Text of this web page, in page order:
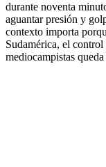
durante noventa
aguantar presión y
contexto importa
Sudamérica, el
mediocampistas